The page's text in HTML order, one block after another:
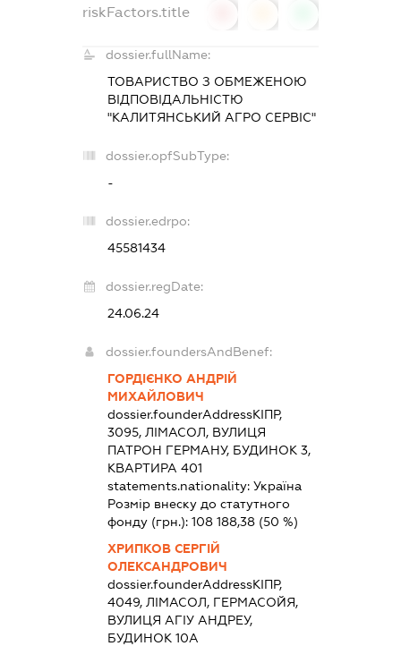
riskFactors.title
dossier.fullName:
ТОВАРИСТВО З ОБМЕЖЕНОЮ
ВІДПОВІДАЛЬНІСТЮ
"КАЛИТЯНСЬКИЙ АГРО СЕРВІС"
dossier.opfSubType:
-
dossier.edrpo:
45581434
dossier.regDate:
24.06.24
dossier.foundersAndBenef:
ГОРДІЄНКО АНДРІЙ
МИХАЙЛОВИЧ
dossier.founderAddressКІПР,
3095, ЛІМАСОЛ, ВУЛИЦЯ
ПАТРОН ГЕРМАНУ, БУДИНОК 3,
КВАРТИРА 401
statements.nationality: Україна
Розмір внеску до статутного
фонду (грн.): 108 188,38(50 %)
ХРИПКОВ СЕРГІЙ
ОЛЕКСАНДРОВИЧ
dossier.founderAddressКІПР,
4049, ЛІМАСОЛ, ГЕРМАСОЙЯ,
ВУЛИЦЯ АГІУ АНДРЕУ,
БУДИНОК 10А